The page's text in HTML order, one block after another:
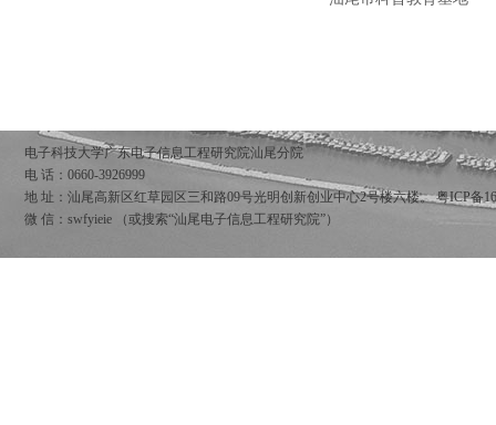
电子科技大学广东电子信息工程研究院汕尾分院
电 话：0660-3926999
地 址：汕尾高新区红草园区三和路09号光明创新创业中心2号楼六楼。粤ICP备
微 信：swfyieie （或搜索“汕尾电子信息工程研究院”）